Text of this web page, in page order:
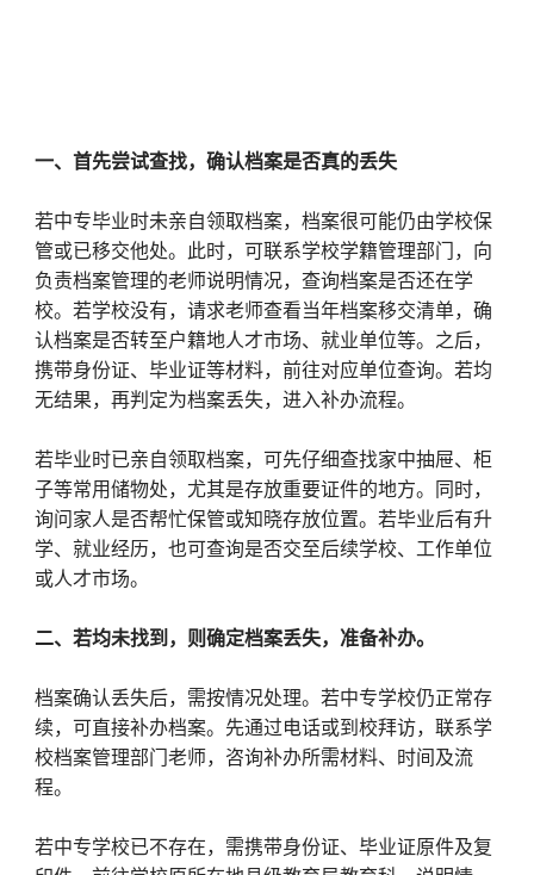
一、首先尝试查找，确认档案是否真的丢失
若中专毕业时未亲自领取档案，档案很可能仍由学校保
管或已移交他处。此时，可联系学校学籍管理部门，向
负责档案管理的老师说明情况，查询档案是否还在学
校。若学校没有，请求老师查看当年档案移交清单，确
认档案是否转至户籍地人才市场、就业单位等。之后，
携带身份证、毕业证等材料，前往对应单位查询。若均
无结果，再判定为档案丢失，进入补办流程。
若毕业时已亲自领取档案，可先仔细查找家中抽屉、柜
子等常用储物处，尤其是存放重要证件的地方。同时，
询问家人是否帮忙保管或知晓存放位置。若毕业后有升
学、就业经历，也可查询是否交至后续学校、工作单位
或人才市场。
二、若均未找到，则确定档案丢失，准备补办。
档案确认丢失后，需按情况处理。若中专学校仍正常存
续，可直接补办档案。先通过电话或到校拜访，联系学
校档案管理部门老师，咨询补办所需材料、时间及流
程。
若中专学校已不存在，需携带身份证、毕业证原件及复